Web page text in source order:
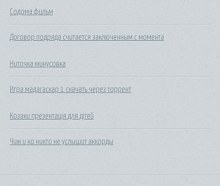
Содома фильм
Договор подряда считается заключенным с момента
Ниточка минусовка
Игра мадагаскар 1 скачать через торрент
Козаки презентація для дітей
Чиж и ко никто не услышит аккорды